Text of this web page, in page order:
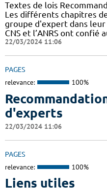
Textes de lois
Les différents chapitres
groupe d'expert dans
CNS et l’ANRS ont
22/03/2024 11:06
PAGES
relevance: 100%
d'experts
22/03/2024 11:06
PAGES
relevance: 100%
Liens utiles